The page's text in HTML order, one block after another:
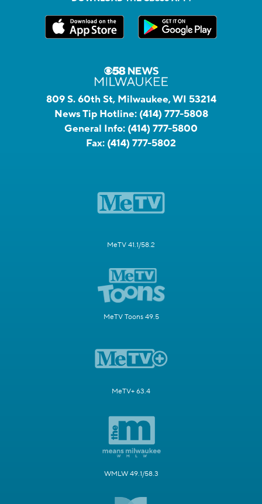
809 S. 60th St, Milwaukee, WI 53214
News Tip Hotline: (414) 777-5808
General Info: (414) 777-5800
Fax: (414) 777-5802
MeTV 41.1/58.2
MeTV Toons 49.5
MeTV+ 63.4
WMLW 49.1/58.3